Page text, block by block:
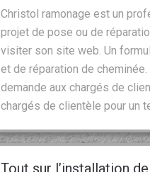
Christol ramonage est un
projet de pose ou de
visiter son site web. Un
et de réparation de
demande aux chargés de
chargés de clientèle pour un
Tout sur l’installation